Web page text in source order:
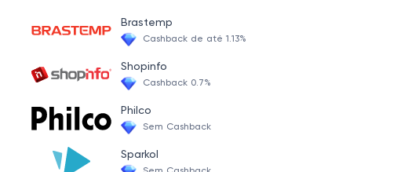
Air Fry/Fritadeiras
Purificador de Água
Ferro de Passar
Brastemp
Cashback de até 1.13%
Shopinfo
Cashback 0.7%
Philco
Sem Cashback
Sparkol